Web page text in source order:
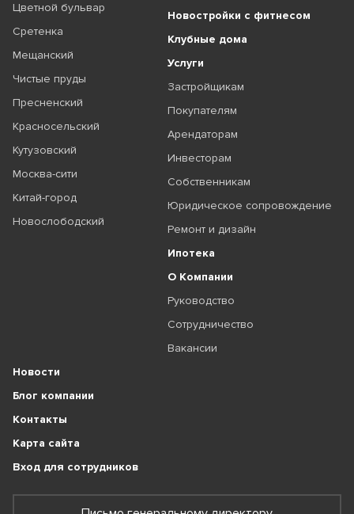
Цветной бульвар
Сретенка
Мещанский
Чистые пруды
Пресненский
Красносельский
Кутузовский
Москва-сити
Китай-город
Новослободский
Новостройки с фитнесом
Клубные дома
Услуги
Застройщикам
Покупателям
Арендаторам
Инвесторам
Собственникам
Юридическое сопровождение
Ремонт и дизайн
Ипотека
О Компании
Руководство
Сотрудничество
Вакансии
Новости
Блог компании
Контакты
Карта сайта
Вход для сотрудников